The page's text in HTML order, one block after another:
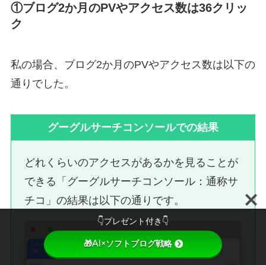
①ブログ2か月のPVやアクセス数は36クリッ
ク
私の場合、ブログ2か月のPVやアクセス数は以下の
通りでした。
グーグルサーチコンソールでの結果
どれくらいのアクセスがあるかを見ることが
できる「グーグルサーチコンソール：通称サ
チコ」の結果は以下の通りです。
👇プレゼント付き👇
🎁AI×ソフトブログ戦略